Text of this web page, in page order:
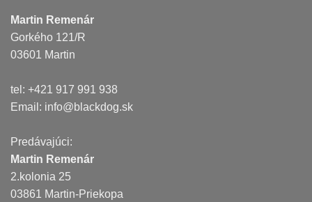
Martin Remenár
Gorkého 121/R
03601 Martin
tel: +421 917 991 938
Email: info@blackdog.sk
Predávajúci:
Martin Remenár
2.kolonia 25
03861 Martin-Priekopa